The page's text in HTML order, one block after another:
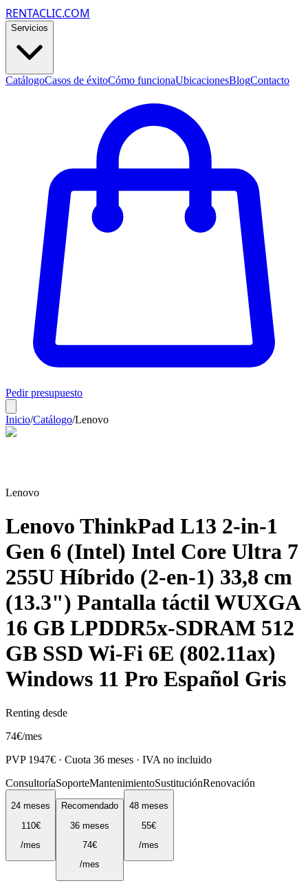
RENTACLIC.COM
Servicios
CatálogoCasos de éxitoCómo funcionaUbicacionesBlogContacto
Pedir presupuesto
Inicio/Catálogo/Lenovo
Lenovo
Lenovo ThinkPad L13 2-in-1
Gen 6 (Intel) Intel Core Ultra 7
255U Híbrido (2-en-1) 33,8 cm
(13.3") Pantalla táctil WUXGA
16 GB LPDDR5x-SDRAM 512
GB SSD Wi-Fi 6E (802.11ax)
Windows 11 Pro Español Gris
Renting desde
74€/mes
PVP 1947€ · Cuota 36 meses · IVA no incluido
ConsultoríaSoporteMantenimientoSustituciónRenovación
24 meses
110€
/mes
Recomendado
36 meses
74€
/mes
48 meses
55€
/mes